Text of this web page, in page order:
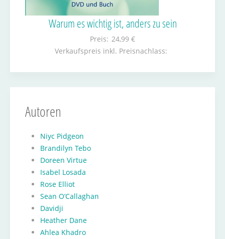
Warum es wichtig ist, anders zu sein
Preis: 24,99 €
Verkaufspreis inkl. Preisnachlass:
Autoren
Niyc Pidgeon
Brandilyn Tebo
Doreen Virtue
Isabel Losada
Rose Elliot
Sean O’Callaghan
Davidji
Heather Dane
Ahlea Khadro